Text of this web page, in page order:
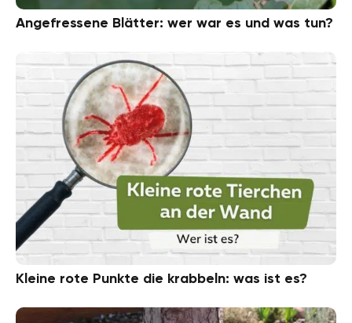
Angefressene Blätter: wer war es und was tun?
Kleine rote Punkte die krabbeln: was ist es?